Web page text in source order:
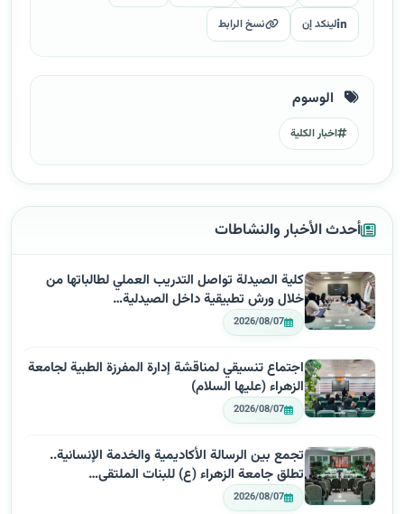
لينكد إن نسخ الرابط
الوسوم
اخبار الكلية
أحدث الأخبار والنشاطات
كلية الصيدلة تواصل التدريب العملي لطالباتها من
خلال ورش تطبيقية داخل الصيدلية…
2026/08/07
اجتماع تنسيقي لمناقشة إدارة المفرزة الطبية لجامعة
الزهراء (عليها السلام)
2026/08/07
تجمع بين الرسالة الأكاديمية والخدمة الإنسانية..
تطلق جامعة الزهراء (ع) للبنات الملتقى…
2026/08/07